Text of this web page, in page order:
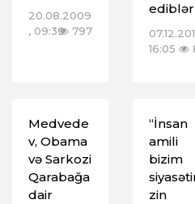
20.08.2009
, 09:39
797
ediblər
16:05
Medvede
v, Obama
və Sarkozi
Qarabağa
dair
“İnsan
amili
bizim
zin